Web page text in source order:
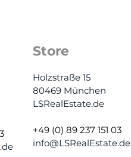
Store
Holzstraße 15
80469 München
LSRealEstate.de
+49 (0) 89 237 151 03
info@LSRealEstate.de